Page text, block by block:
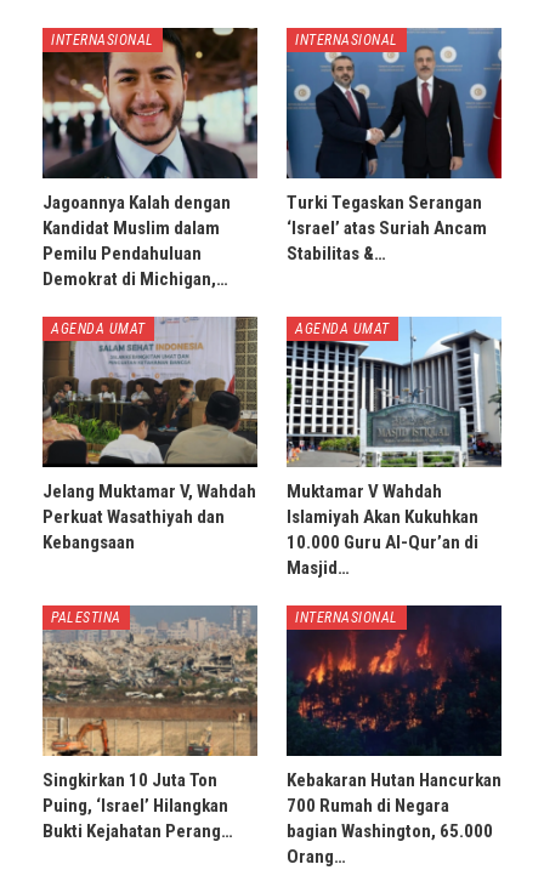
INTERNASIONAL
Jagoannya Kalah dengan
Kandidat Muslim dalam
Pemilu Pendahuluan
Demokrat di Michigan,…
INTERNASIONAL
Turki Tegaskan Serangan
‘Israel’ atas Suriah Ancam
Stabilitas &…
AGENDA UMAT
Jelang Muktamar V, Wahdah
Perkuat Wasathiyah dan
Kebangsaan
AGENDA UMAT
Muktamar V Wahdah
Islamiyah Akan Kukuhkan
10.000 Guru Al-Qur’an di
Masjid…
PALESTINA
Singkirkan 10 Juta Ton
Puing, ‘Israel’ Hilangkan
Bukti Kejahatan Perang…
INTERNASIONAL
Kebakaran Hutan Hancurkan
700 Rumah di Negara
bagian Washington, 65.000
Orang…